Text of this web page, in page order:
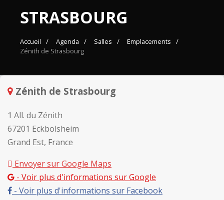
STRASBOURG
Accueil Agenda Salles
Emplacements
Zénith de Strasbourg
Zénith de Strasbourg
1 All. du Zénith
67201 Eckbolsheim
Grand Est, France
Envoyer sur Google Maps
- Voir plus d'informations sur Google
- Voir plus d'informations sur Facebook